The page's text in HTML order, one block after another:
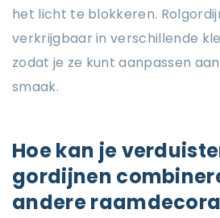
het licht te blokkeren.
verkrijgbaar in verschillende
zodat je ze kunt aanpassen
smaak.
Hoe kan je
gordijnen
andere